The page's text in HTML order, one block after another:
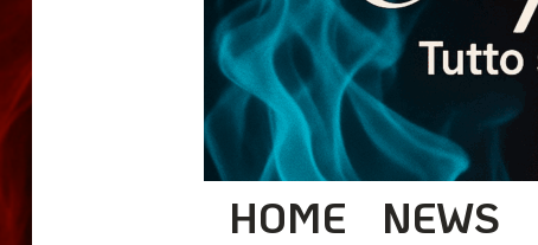
HOME NEWS